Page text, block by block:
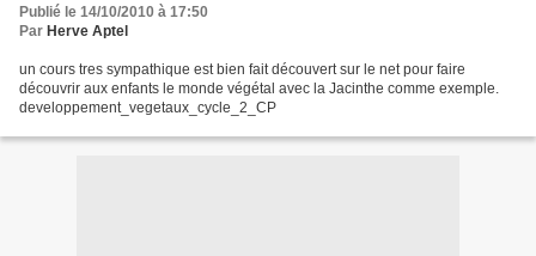
Publié le 14/10/2010 à 17:50
Par Herve Aptel
un cours tres sympathique est bien fait découvert sur le net pour faire
découvrir aux enfants le monde végétal avec la Jacinthe comme exemple.
developpement_vegetaux_cycle_2_CP